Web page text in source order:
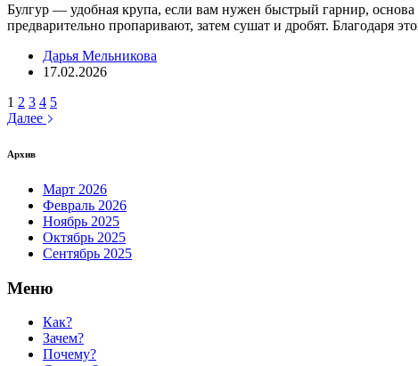
Булгур — удобная крупа, если вам нужен быстрый гарнир, основа
предварительно пропаривают, затем сушат и дробят. Благодаря
Дарья Мельникова
17.02.2026
1 2 3 4 5
Далее
Архив
Март 2026
Февраль 2026
Ноябрь 2025
Октябрь 2025
Сентябрь 2025
Меню
Как?
Зачем?
Почему?